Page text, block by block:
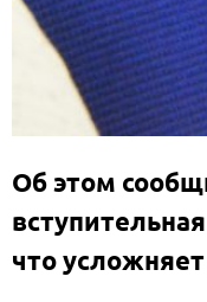
Об этом
что усложняет